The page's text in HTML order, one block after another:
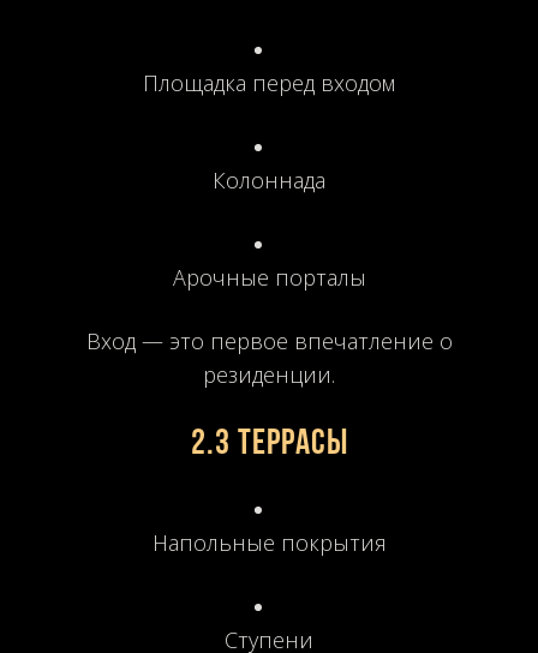
Площадка перед входом
Колоннада
Арочные порталы
Вход — это первое впечатление о
резиденции.
2.3 Террасы
Напольные покрытия
Ступени